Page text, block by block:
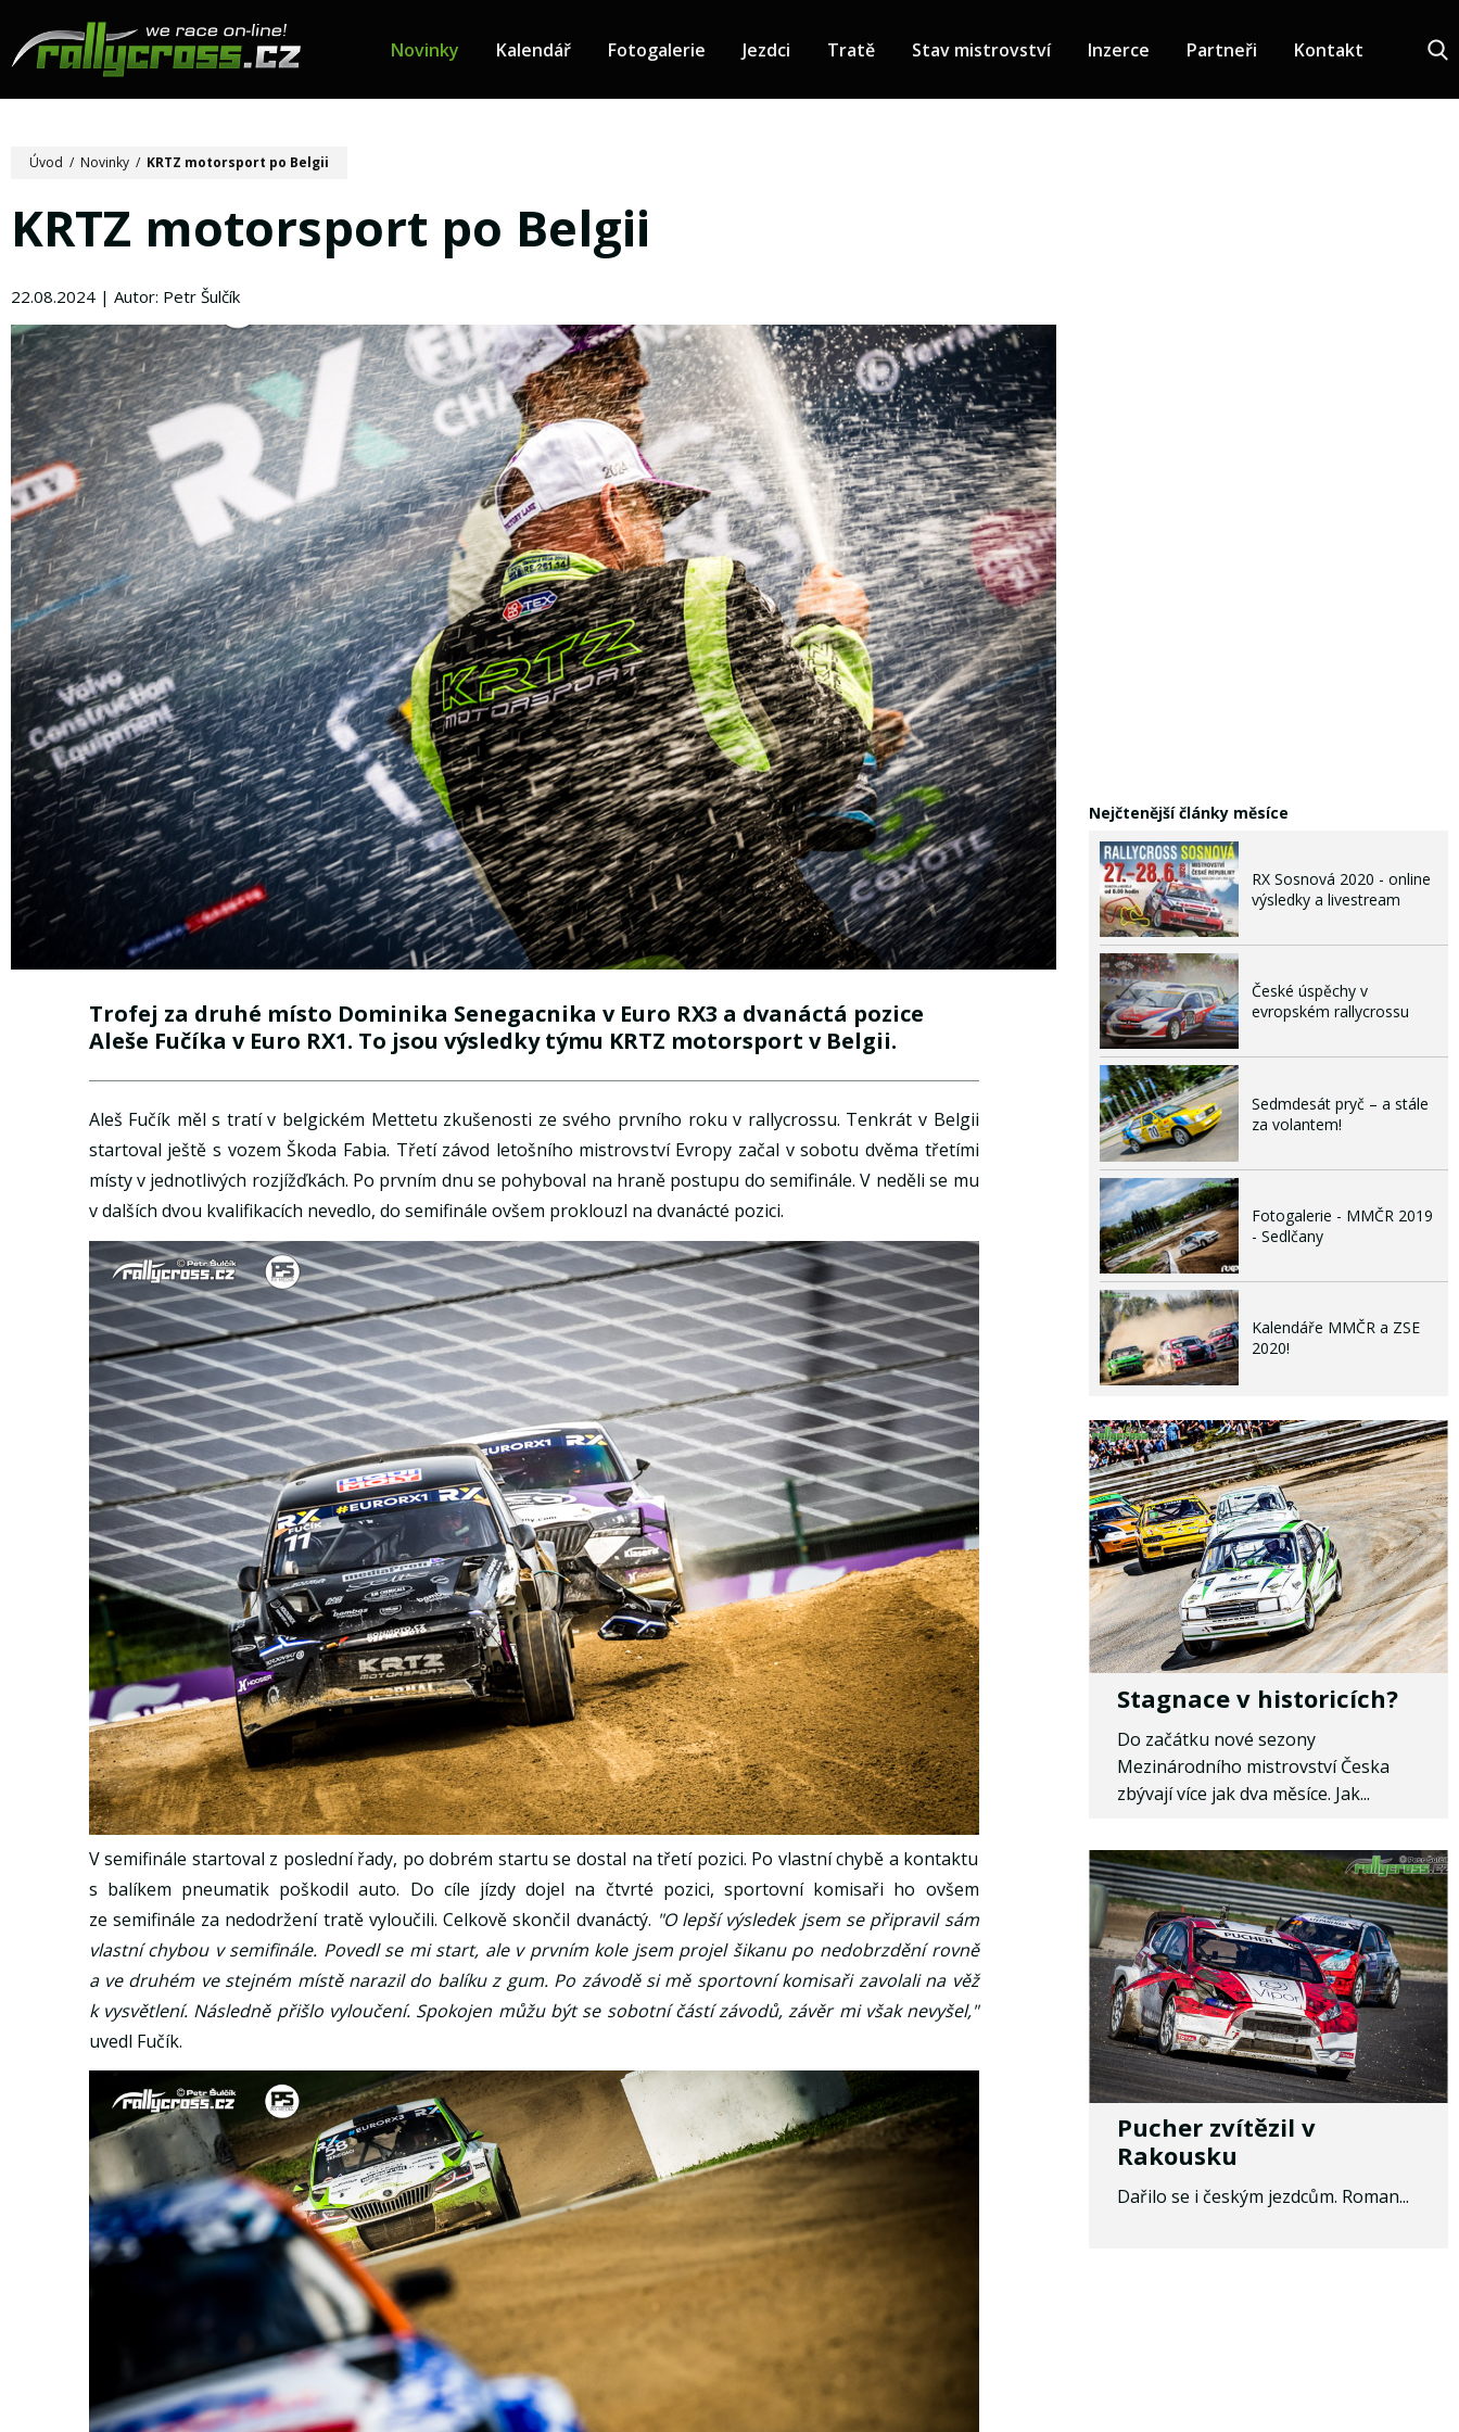
Novinky Kalendář Fotogalerie Jezdci Tratě Stav mistrovství Inzerce Partneři Kontakt
Úvod / Novinky / KRTZ motorsport po Belgii
KRTZ motorsport po Belgii
22.08.2024 | Autor: Petr Šulčík
Trofej za druhé místo Dominika Senegacnika v Euro RX3 a dvanáctá pozice
Aleše Fučíka v Euro RX1. To jsou výsledky týmu KRTZ motorsport v Belgii.
Aleš Fučík měl s tratí v belgickém Mettetu zkušenosti ze svého prvního roku v rallycrossu. Tenkrát v Belgii
startoval ještě s vozem Škoda Fabia. Třetí závod letošního mistrovství Evropy začal v sobotu dvěma třetími
místy v jednotlivých rozjížďkách. Po prvním dnu se pohyboval na hraně postupu do semifinále. V neděli se mu
v dalších dvou kvalifikacích nevedlo, do semifinále ovšem proklouzl na dvanácté pozici.
V semifinále startoval z poslední řady, po dobrém startu se dostal na třetí pozici. Po vlastní chybě a kontaktu
s balíkem pneumatik poškodil auto. Do cíle jízdy dojel na čtvrté pozici, sportovní komisaři ho ovšem
ze semifinále za nedodržení tratě vyloučili. Celkově skončil dvanáctý. "O lepší výsledek jsem se připravil sám
vlastní chybou v semifinále. Povedl se mi start, ale v prvním kole jsem projel šikanu po nedobrzdění rovně
a ve druhém ve stejném místě narazil do balíku z gum. Po závodě si mě sportovní komisaři zavolali na věž
k vysvětlení. Následně přišlo vyloučení. Spokojen můžu být se sobotní částí závodů, závěr mi však nevyšel,"
uvedl Fučík.
Nejčtenější články měsíce
RX Sosnová 2020 - online
výsledky a livestream
České úspěchy v
evropském rallycrossu
Sedmdesát pryč – a stále
za volantem!
Fotogalerie - MMČR 2019
- Sedlčany
Kalendáře MMČR a ZSE
2020!
Stagnace v historicích?
Do začátku nové sezony
Mezinárodního mistrovství Česka
zbývají více jak dva měsíce. Jak...
Pucher zvítězil v
Rakousku
Dařilo se i českým jezdcům. Roman...